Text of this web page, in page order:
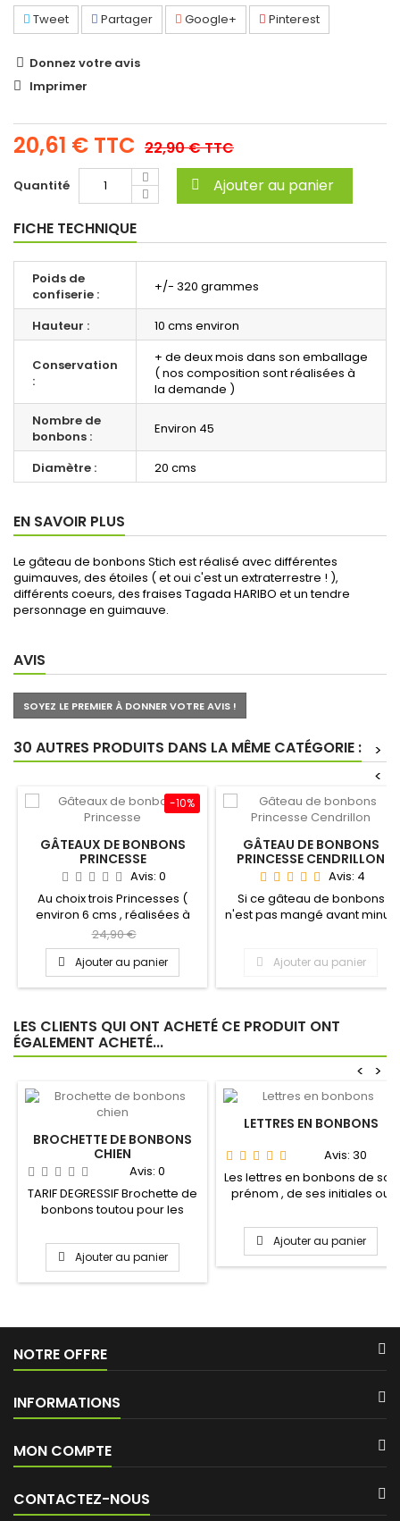
Tweet Partager Google+ Pinterest
Donnez votre avis
Imprimer
20,61 € TTC 22,90 €TTC
Quantité Ajouter au panier
FICHE TECHNIQUE
Poids de
confiserie :
+/- 320 grammes
Hauteur : 10 cms environ
Conservation
:
+ de deux mois dans son emballage
( nos composition sont réalisées à
la demande )
Nombre de
bonbons :
Environ 45
Diamètre : 20 cms
EN SAVOIR PLUS
Le gâteau de bonbons Stich est réalisé avec différentes
guimauves, des étoiles ( et oui c'est un extraterrestre ! ),
différents coeurs, des fraises Tagada HARIBO et un tendre
personnage en guimauve.
AVIS
SOYEZ LE PREMIER À DONNER VOTRE AVIS !
30 AUTRES PRODUITS DANS LA MÊME CATÉGORIE :
>
<
GÂTEAUX DE BONBONS
PRINCESSE
Avis: 0
Au choix trois Princesses (
environ 6 cms , réalisées à
base de sucre )...
24,90 €
-10%
Ajouter au panier
GÂTEAU DE BONBONS
PRINCESSE CENDRILLON
Avis: 4
Si ce gâteau de bonbons
n'est pas mangé avant minuit
Ajouter au panier
LES CLIENTS QUI ONT ACHETÉ CE PRODUIT ONT
ÉGALEMENT ACHETÉ...
>
<
BROCHETTE DE BONBONS
CHIEN
Avis: 0
TARIF DEGRESSIF Brochette de
bonbons toutou pour les
Ajouter au panier
LETTRES EN BONBONS
Avis: 30
Les lettres en bonbons de son
prénom , de ses initiales ou
Ajouter au panier
NOTRE OFFRE
INFORMATIONS
MON COMPTE
CONTACTEZ-NOUS